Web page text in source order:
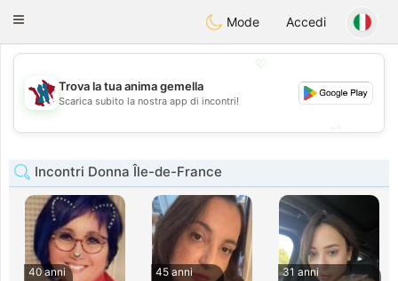
Taimerais
Toggle
Mode Accedi
💖
💕
Trova la tua anima gemella
Scarica subito la nostra app di incontri!
Incontri Donna Île-de-France
40 anni
45 anni
31 anni